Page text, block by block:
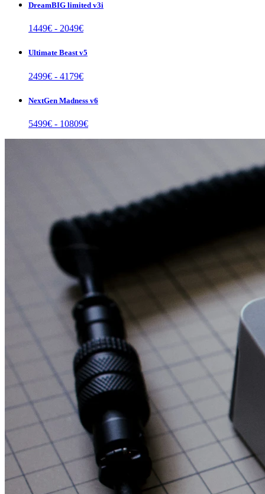
DreamBIG limited v3i
1449€ - 2049€
Ultimate Beast v5
2499€ - 4179€
NextGen Madness v6
5499€ - 10809€